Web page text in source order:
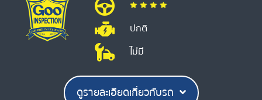
ปกติ
ไม่มี
ดูรายละเอียดเกี่ยวกับรถ